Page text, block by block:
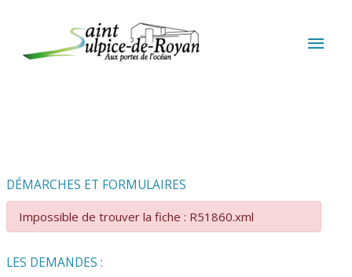
DÉMARCHES ET FORMULAIRES
Impossible de trouver la fiche : R51860.xml
LES DEMANDES :